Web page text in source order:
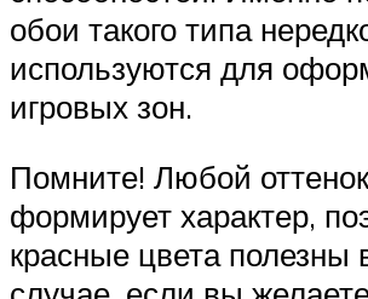
обои такого типа
используются для
игровых зон.
Помните! Любой
формирует характер,
красные цвета полезны